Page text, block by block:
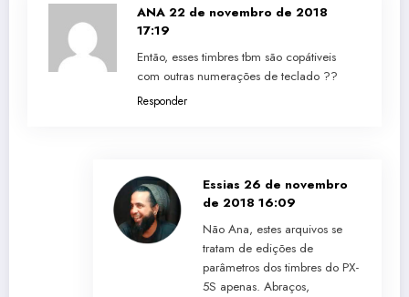
ANA 22 de novembro de 2018
17:19
Então, esses timbres tbm são copátiveis
com outras numerações de teclado ??
Responder
Essias 26 de novembro
de 2018 16:09
Não Ana, estes arquivos se
tratam de edições de
parâmetros dos timbres do PX-
5S apenas. Abraços,